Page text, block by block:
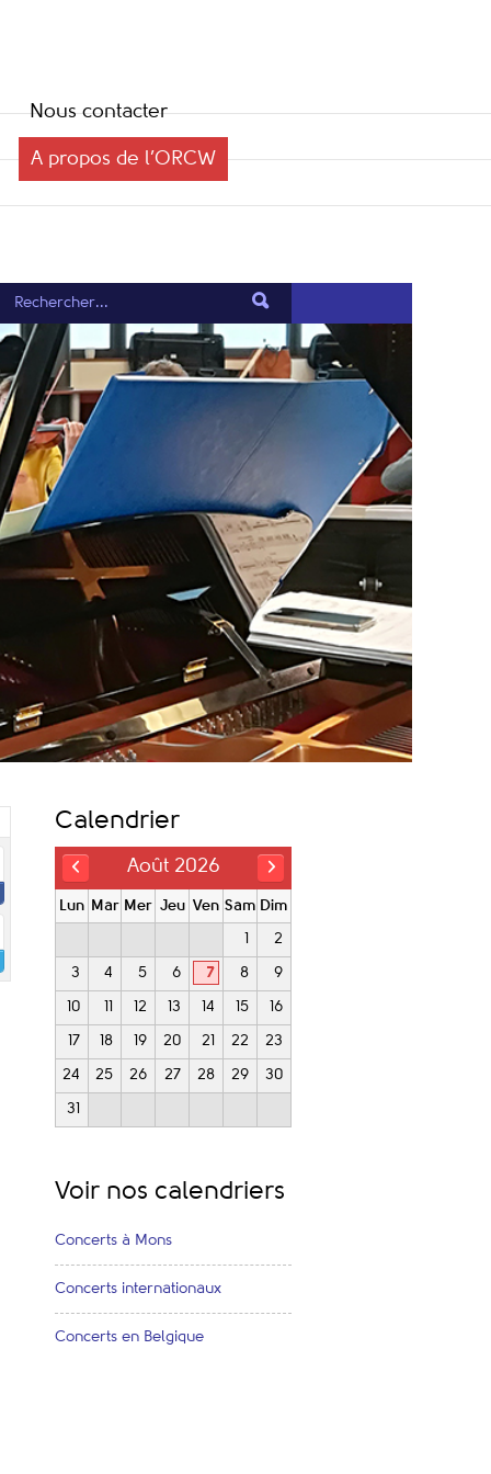
Nous contacter
A propos de l’ORCW
Calendrier
Août 2026
Lun Mar Mer Jeu Ven Sam Dim
1 2
3 4 5 6 7 8 9
10 11 12 13 14 15 16
17 18 19 20 21 22 23
24 25 26 27 28 29 30
31
Voir nos calendriers
Concerts à Mons
Concerts internationaux
Concerts en Belgique